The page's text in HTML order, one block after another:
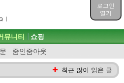
로그인
열기
뮤니티
줌인줌아웃
쇼핑
최근 많이 읽은 글